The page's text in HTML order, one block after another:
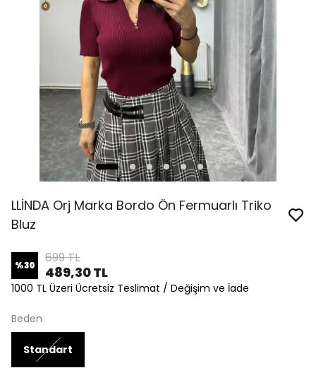
LLİNDA Orj Marka Bordo Ön Fermuarlı Triko
Bluz
%30 699 TL
489,30 TL
1000 TL Üzeri Ücretsiz Teslimat / Değişim ve İade
Beden
Standart